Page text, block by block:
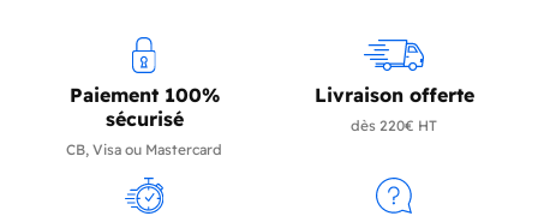
Paiement 100%
sécurisé
CB, Visa ou Mastercard
Livraison offerte
dès 220€ HT